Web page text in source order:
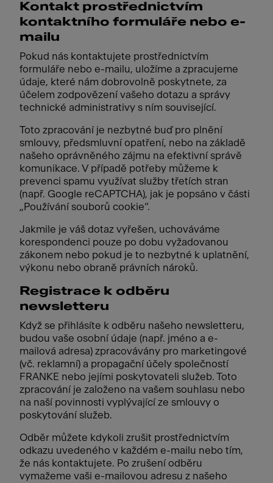
Kontakt prostřednictvím
kontaktního formuláře nebo e-
mailu
Pokud nás kontaktujete prostřednictvím
formuláře nebo e-mailu, uložíme a zpracujeme
údaje, které nám dobrovolně poskytnete, za
účelem zodpovězení vašeho dotazu a správy
technické administrativy s ním související.
Toto zpracování je nezbytné buď pro plnění
smlouvy, předsmluvní opatření, nebo na základě
našeho oprávněného zájmu na efektivní správě
komunikace. V případě potřeby můžeme k
prevenci spamu využívat služby třetích stran
(např. Google reCAPTCHA), jak je popsáno v části
„Používání souborů cookie“.
Jakmile je váš dotaz vyřešen, uchováváme
korespondenci pouze po dobu vyžadovanou
zákonem nebo pokud je to nezbytné k uplatnění,
výkonu nebo obraně právních nároků.
Registrace k odběru
newsletteru
Když se přihlásíte k odběru našeho newsletteru,
budou vaše osobní údaje (např. jméno a e-
mailová adresa) zpracovávány pro marketingové
(vč. reklamní) a propagační účely společností
FRANKE nebo jejími poskytovateli služeb. Toto
zpracování je založeno na vašem souhlasu nebo
na naší povinnosti vyplývající ze smlouvy o
poskytování služeb.
Odběr můžete kdykoli zrušit prostřednictvím
odkazu uvedeného v každém e-mailu nebo tím,
že nás kontaktujete. Po zrušení odběru
vymažeme vaši e-mailovou adresu z našeho